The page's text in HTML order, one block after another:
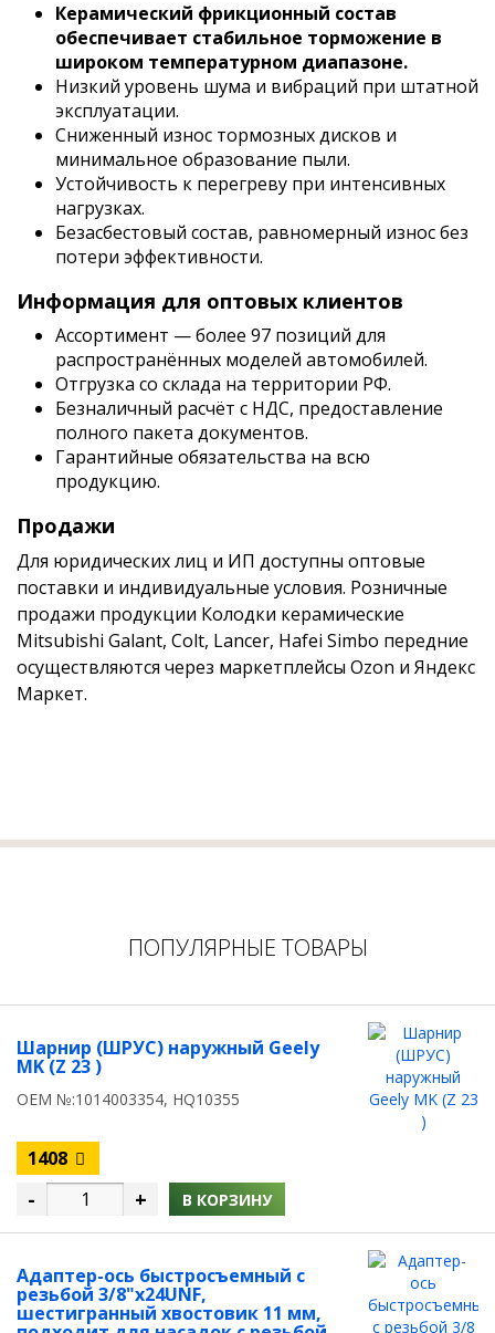
Керамический фрикционный состав
обеспечивает стабильное торможение в
широком температурном диапазоне.
Низкий уровень шума и вибраций при штатной
эксплуатации.
Сниженный износ тормозных дисков и
минимальное образование пыли.
Устойчивость к перегреву при интенсивных
нагрузках.
Безасбестовый состав, равномерный износ без
потери эффективности.
Информация для оптовых клиентов
Ассортимент — более 97 позиций для
распространённых моделей автомобилей.
Отгрузка со склада на территории РФ.
Безналичный расчёт с НДС, предоставление
полного пакета документов.
Гарантийные обязательства на всю
продукцию.
Продажи
Для юридических лиц и ИП доступны оптовые
поставки и индивидуальные условия. Розничные
продажи продукции Колодки керамические
Mitsubishi Galant, Colt, Lancer, Hafei Simbo передние
осуществляются через маркетплейсы Ozon и Яндекс
Маркет.
ПОПУЛЯРНЫЕ ТОВАРЫ
Шарнир (ШРУС) наружный Geely
MK (Z 23 )
OEM №:1014003354, HQ10355
1408
- + В КОРЗИНУ
Адаптер-ось быстросъемный с
резьбой 3/8"х24UNF,
шестигранный хвостовик 11 мм,